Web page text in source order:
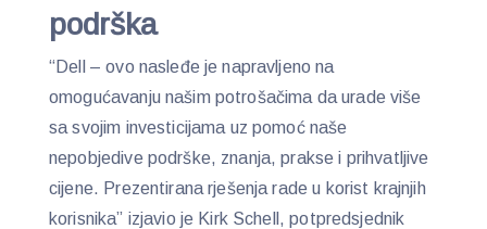
podrška
“Dell – ovo nasleđe je napravljeno na
omogućavanju našim potrošačima da urade više
sa svojim investicijama uz pomoć naše
nepobjedive podrške, znanja, prakse i prihvatljive
cijene. Prezentirana rješenja rade u korist krajnjih
korisnika” izjavio je Kirk Schell, potpredsjednik